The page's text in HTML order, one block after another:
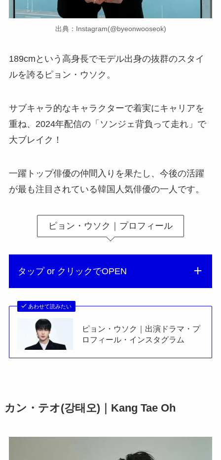
出典：Instagram(@byeonwooseok)
189cmという高身長でモデル出身の抜群のスタイ
ルを誇るピョン・ウソク。
サブキャラ的なキャラクターで着実にキャリアを
重ね、2024年配信の「ソンジェ背負って走れ」で
大ブレイク！
一躍トップ俳優の仲間入りを果たし、今後の活躍
が最も注目されている韓国人気俳優の一人です。
ピョン・ウソク｜プロフィール
タップ or クリックでOPEN
あわせて読みたい
ピョン・ウソク｜出演ドラマ・プ
ロフィール・インスタグラム
カン・テオ(강태오)｜Kang Tae Oh